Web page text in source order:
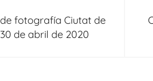
fotografía Ciutat de
de abril de 2020